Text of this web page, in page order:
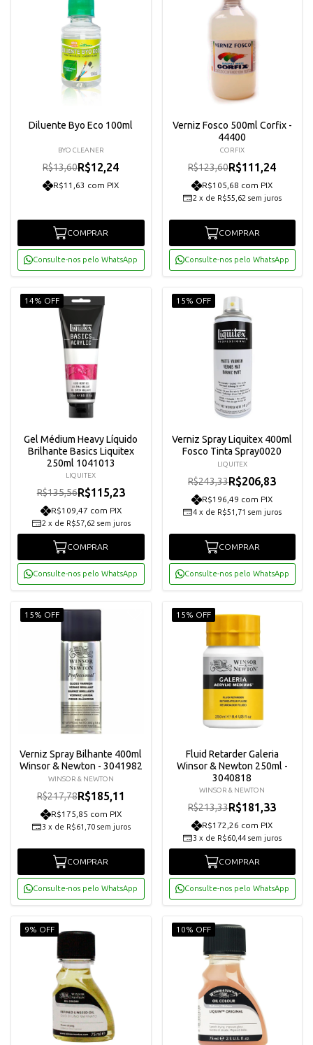
Diluente Byo Eco 100ml
BYO CLEANER
R$13,60R$12,24
R$11,63 com PIX
COMPRAR
Consulte-nos pelo WhatsApp
Verniz Fosco 500ml Corfix -
44400
CORFIX
R$123,60R$111,24
R$105,68 com PIX
2 x de R$55,62 sem juros
COMPRAR
Consulte-nos pelo WhatsApp
14% OFF
Gel Médium Heavy Líquido
Brilhante Basics Liquitex
250ml 1041013
LIQUITEX
R$135,56R$115,23
R$109,47 com PIX
2 x de R$57,62 sem juros
COMPRAR
Consulte-nos pelo WhatsApp
15% OFF
Verniz Spray Liquitex 400ml
Fosco Tinta Spray0020
LIQUITEX
R$243,33R$206,83
R$196,49 com PIX
4 x de R$51,71 sem juros
COMPRAR
Consulte-nos pelo WhatsApp
15% OFF
Verniz Spray Bilhante 400ml
Winsor & Newton - 3041982
WINSOR & NEWTON
R$217,78R$185,11
R$175,85 com PIX
3 x de R$61,70 sem juros
COMPRAR
Consulte-nos pelo WhatsApp
15% OFF
Fluid Retarder Galeria
Winsor & Newton 250ml -
3040818
WINSOR & NEWTON
R$213,33R$181,33
R$172,26 com PIX
3 x de R$60,44 sem juros
COMPRAR
Consulte-nos pelo WhatsApp
9% OFF 10% OFF